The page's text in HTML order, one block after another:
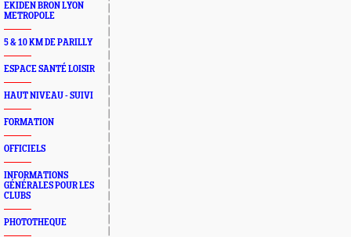
EKIDEN BRON LYON
METROPOLE
5 & 10 KM DE PARILLY
ESPACE SANTÉ LOISIR
HAUT NIVEAU - SUIVI
FORMATION
OFFICIELS
INFORMATIONS
GÉNÉRALES POUR LES
CLUBS
PHOTOTHEQUE